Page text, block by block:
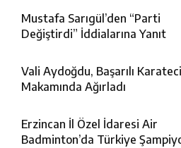
Mustafa Sarıgül’den “Parti
Değiştirdi” İddialarına Yanıt
Vali Aydoğdu, Başarılı
Makamında Ağırladı
Erzincan İl Özel İdaresi Air
Badminton’da Türkiye